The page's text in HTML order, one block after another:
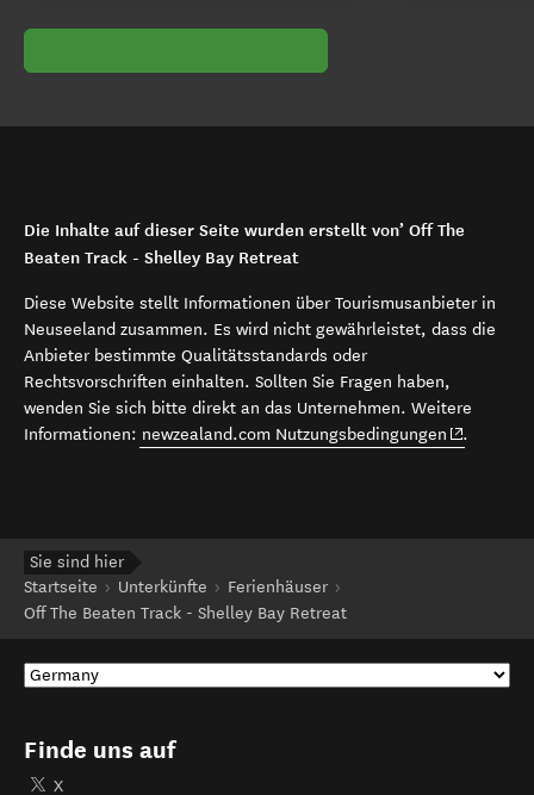
Die Inhalte auf dieser Seite wurden erstellt von’ Off The
Beaten Track - Shelley Bay Retreat
Diese Website stellt Informationen über Tourismusanbieter in
Neuseeland zusammen. Es wird nicht gewährleistet, dass die
Anbieter bestimmte Qualitätsstandards oder
Rechtsvorschriften einhalten. Sollten Sie Fragen haben,
wenden Sie sich bitte direkt an das Unternehmen. Weitere
Informationen: newzealand.com Nutzungsbedingungen (opens in
.
Sie sind hier
Startseite
Unterkünfte
Ferienhäuser
Off The Beaten Track - Shelley Bay Retreat
Finde uns auf
X